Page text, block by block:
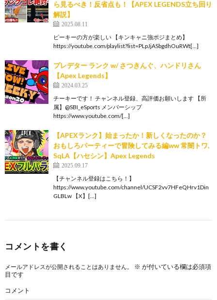
ら見るべき！反省点も！【APEX LEGENDS立ち回り
解説】
2025.08.11
ピーキーの方が楽しい 【キンキャニ強ポジまとめ】
https://youtube.com/playlist?list=PLpJjASbgdhOuRWt[…]
プレデター ランク w/ さつきんぐ、ハンドリさん
【Apex Legends】
2024.03.25
チーキーです！ チャンネル登録、高評価お願いします 【所
属】@SBI_eSports メンバーシップ
https://www.youtube.com/[…]
【APEXランク】始まったか！新しくなったのか？
おもしろパーティーで冒険してみる編ww 常闇トワ,
SqLA【ハセシン】Apex Legends
2025.09.17
【チャンネル登録はこちら！】
https://www.youtube.com/channel/UCSF2vv7HFeQHrv1Din
GLBLw 【X】[…]
コメントを書く
メールアドレスが公開されることはありません。 ※ が付いている欄は必須項
目です
コメント